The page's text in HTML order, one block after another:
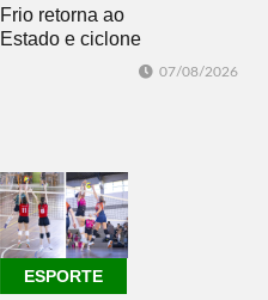
Frio retorna ao
Estado e ciclone
07/08/2026
ESPORTE